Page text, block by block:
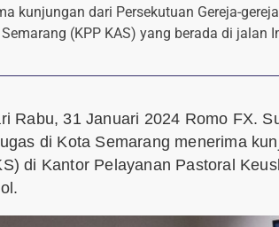
kunjungan dari Persekutuan Gereja-
(KPP KAS) yang berada di jalan
Rabu, 31 Januari 2024 Romo FX.
di Kota Semarang menerima
di Kantor Pelayanan Pastoral